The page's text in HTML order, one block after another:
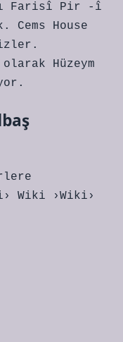
-ı Farisî Pir -î
House
Hüzeym
Wiki ›Wiki›